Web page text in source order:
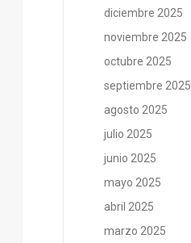
diciembre 2025
noviembre 2025
octubre 2025
septiembre 2025
agosto 2025
julio 2025
junio 2025
mayo 2025
abril 2025
marzo 2025